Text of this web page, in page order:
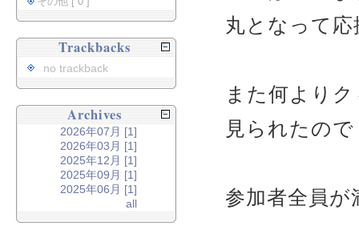
丸となって
また何より
見られたので
参加者全員
Trackbacks
no trackback
Archives
2026年07月 [1]
2026年03月 [1]
2025年12月 [1]
2025年09月 [1]
2025年06月 [1]
all